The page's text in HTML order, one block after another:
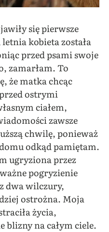
się pierwsze
kobieta została
przed psami swoje
zamarłam. To
że matka chcąc
ostrymi
ciałem,
zawsze
chwilę, ponieważ
odkąd pamiętam.
ugryziona przez
pogryzienie
dwa wilczury,
ostrożna. Moja
życia,
blizny na całym ciele.